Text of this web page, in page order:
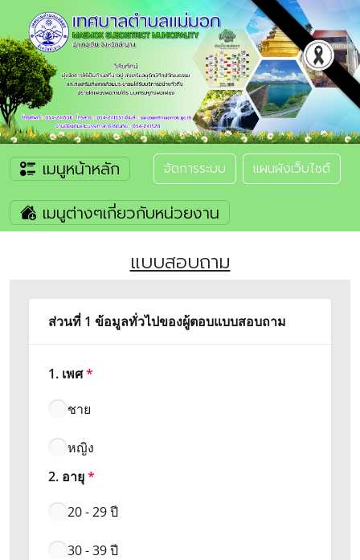
เมนูหน้าหลัก จัดการระบบ แผนผังเว็บไซต์
เมนูต่างๆเกี่ยวกับหน่วยงาน
แบบสอบถาม
ส่วนที่ 1 ข้อมูลทั่วไปของผู้ตอบแบบสอบถาม
1. เพศ*
ชาย
หญิง
2. อายุ*
20 - 29 ปี
30 - 39 ปี